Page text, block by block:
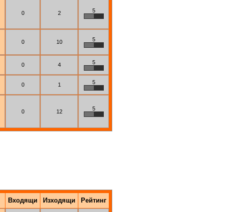
0 2 5
0 10 5
0 4 5
0 1 5
0 12 5
Входящи Изходящи Рейтинг